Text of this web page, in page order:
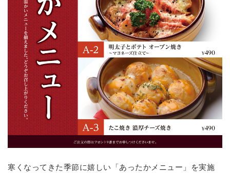
寒くなってきた季節に嬉しい「あったかメニュー」を実施